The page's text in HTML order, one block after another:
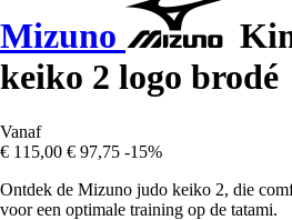
Mizuno
keiko 2 logo brodé
Vanaf
€ 115,00 € 97,75 -15%
Ontdek de Mizuno judo keiko 2, die
voor een optimale training op de tatami.